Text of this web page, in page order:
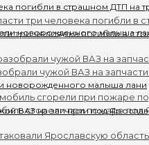
три человека погибли в
чужой ВАЗ на
сгорели при пожаре под
погибли в страшном ДТП на
новорожденного малыша лани